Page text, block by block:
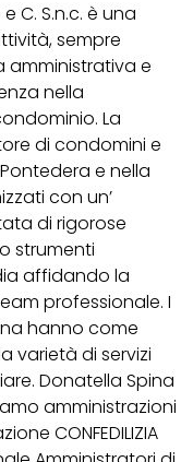
C. S.n.c. è una
sempre
amministrativa e
nella
La
di condomini e
e nella
con un’
di rigorose
strumenti
affidando la
professionale. I
hanno come
varietà di servizi
Donatella Spina
amministrazioni
CONFEDILIZIA